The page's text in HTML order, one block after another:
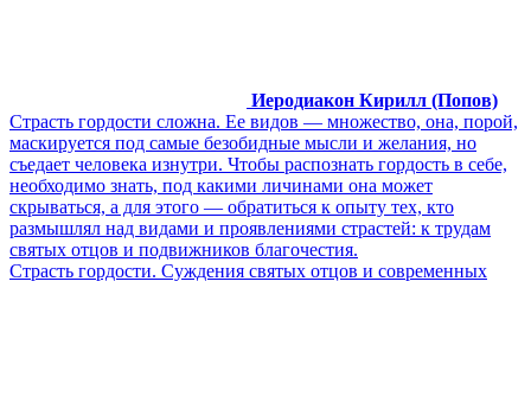
Иеродиакон Кирилл (Попов)
Страсть гордости сложна. Ее видов — множество, она, порой,
маскируется под самые безобидные мысли и желания, но
съедает человека изнутри. Чтобы распознать гордость в себе,
необходимо знать, под какими личинами она может
скрываться, а для этого — обратиться к опыту тех, кто
размышлял над видами и проявлениями страстей: к трудам
святых отцов и подвижников благочестия.
Cтрасть гордости. Суждения святых отцов и современных